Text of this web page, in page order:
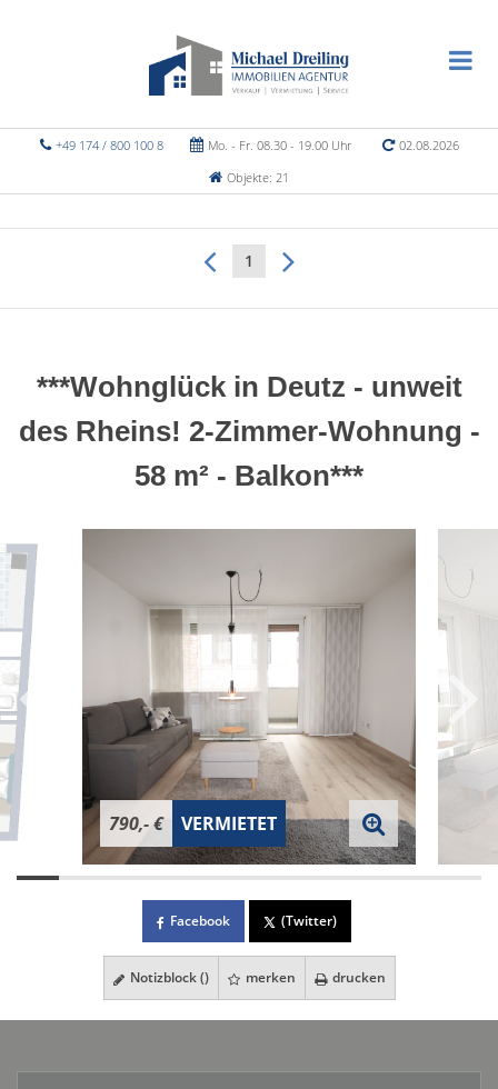
+49 174 / 800 100 8 Mo. - Fr. 08.30 - 19.00 Uhr
02.08.2026
Objekte: 21
1
***Wohnglück in Deutz - unweit
des Rheins! 2-Zimmer-Wohnung -
58 m² - Balkon***
790,- € VERMIETET
Facebook (Twitter)
Notizblock () merken drucken